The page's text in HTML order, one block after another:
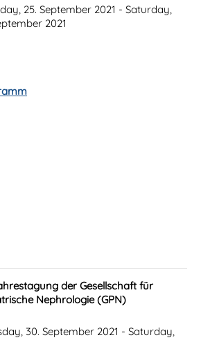
25. September 2021 - Saturday,
2021
der Gesellschaft für
Nephrologie (GPN)
30. September 2021 - Saturday,